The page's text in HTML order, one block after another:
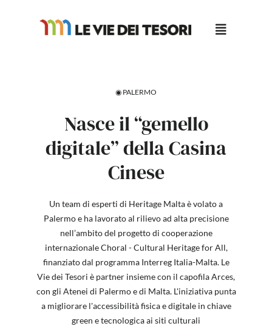
◉ PALERMO
Nasce il “gemello
digitale” della Casina
Cinese
Un team di esperti di Heritage Malta è volato a
Palermo e ha lavorato al rilievo ad alta precisione
nell’ambito del progetto di cooperazione
internazionale Choral - Cultural Heritage for All,
finanziato dal programma Interreg Italia-Malta. Le
Vie dei Tesori è partner insieme con il capofila Arces,
con gli Atenei di Palermo e di Malta. L'iniziativa punta
a migliorare l'accessibilità fisica e digitale in chiave
green e tecnologica ai siti culturali